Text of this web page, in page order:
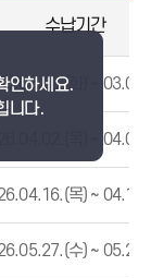
수납기간
화) ~
목) ~
목) ~
수) ~